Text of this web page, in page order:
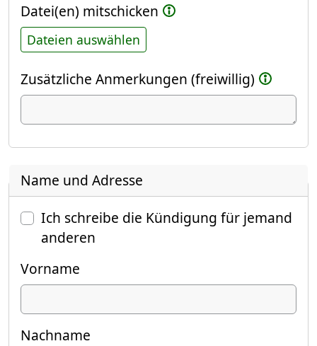
Datei(en) mitschicken
Dateien auswählen
Zusätzliche Anmerkungen (freiwillig)
Name und Adresse
Ich schreibe die Kündigung für jemand
anderen
Vorname
Nachname